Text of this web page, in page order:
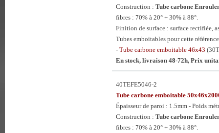
Construction : Tube carbone
fibres : 70% à 20° + 30% à 88°.
Finition de surface : surface rectifiée,
Tubes emboitables pour cette
- Tube carbone emboitable 46x43
En stock, livraison 48-72h, Prix
40TEFE5046-2
Tube carbone emboitable
Épaisseur de paroi : 1.5mm - Poids
Construction : Tube carbone
fibres : 70% à 20° + 30% à 88°.